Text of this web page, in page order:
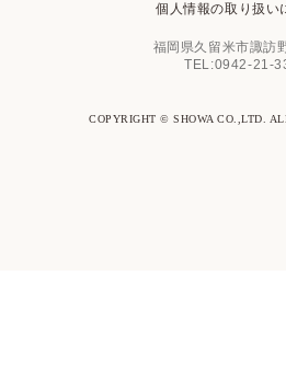
個人情報の取り扱い
福岡県久留米市諏訪
TEL:0942-21-
COPYRIGHT © SHOWA CO.,LTD.